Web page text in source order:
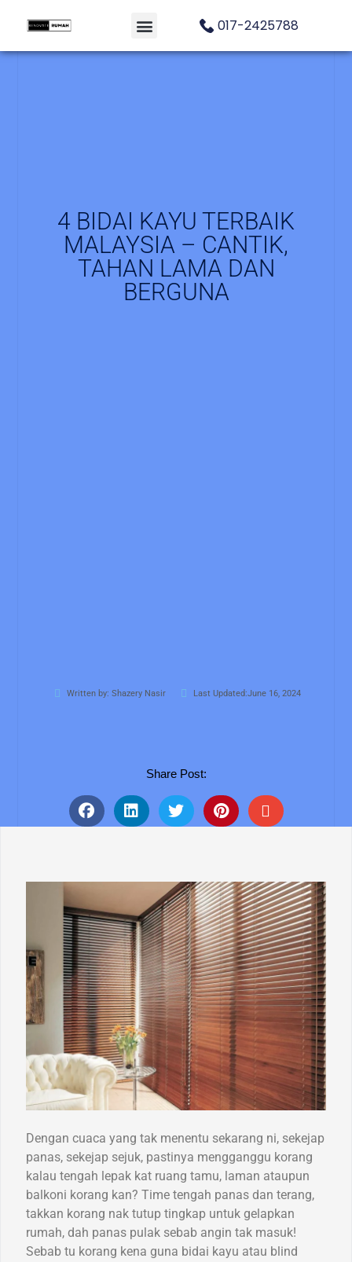
017-2425788
4 BIDAI KAYU TERBAIK
MALAYSIA – CANTIK,
TAHAN LAMA DAN
BERGUNA
Written by: Shazery Nasir Last Updated:June 16, 2024
Share Post:
Dengan cuaca yang tak menentu sekarang ni, sekejap
panas, sekejap sejuk, pastinya mengganggu korang
kalau tengah lepak kat ruang tamu, laman ataupun
balkoni korang kan? Time tengah panas dan terang,
takkan korang nak tutup tingkap untuk gelapkan
rumah, dah panas pulak sebab angin tak masuk!
Sebab tu korang kena guna bidai kayu atau blind